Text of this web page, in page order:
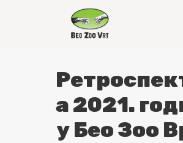
а 2021.
у Бео Зоо